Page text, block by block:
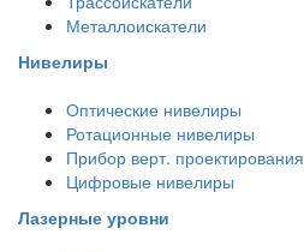
Металлоискатели
Нивелиры
Оптические нивелиры
Ротационные нивелиры
Прибор верт. проектирования
Цифровые нивелиры
Лазерные уровни